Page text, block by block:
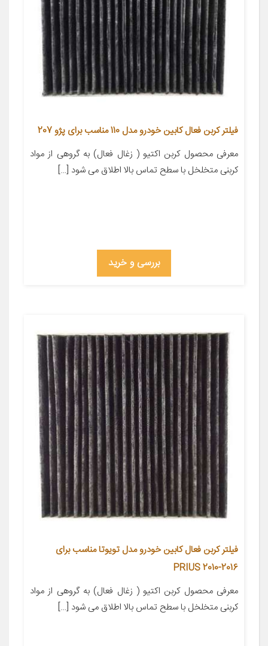
فیلتر کربن فعال کابین خودرو مدل 110 مناسب برای پژو 207
معرفی محصول کربن اکتیو ( زغال فعال) به گروهی از مواد
کربنی متخلخل با سطح تماس بالا اطلاق می شود […]
بررسی و خرید
فیلتر کربن فعال کابین خودرو مدل تویوتا مناسب برای
PRIUS 2010-2016
معرفی محصول کربن اکتیو ( زغال فعال) به گروهی از مواد
کربنی متخلخل با سطح تماس بالا اطلاق می شود […]